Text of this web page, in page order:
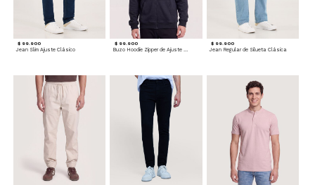
$ 99.900
Jean Slim Ajuste Clásico
$ 99.900 $ 99.900
Jean Regular de Silueta Clásica